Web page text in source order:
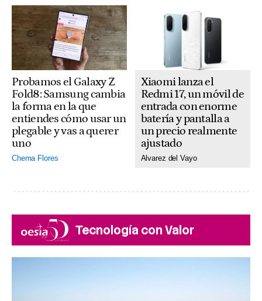
Probamos el Galaxy Z
Fold8: Samsung cambia
la forma en la que
entiendes cómo usar un
plegable y vas a querer
uno
Chema Flores
Xiaomi lanza el
Redmi 17, un móvil de
entrada con enorme
batería y pantalla a
un precio realmente
ajustado
Alvarez del Vayo
Tecnología con Valor